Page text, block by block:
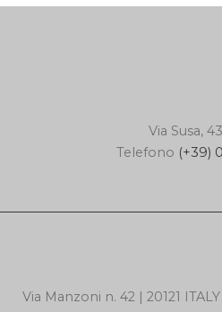
Via Susa,
Telefono (+39)
Via Manzoni n. 42 | 20121